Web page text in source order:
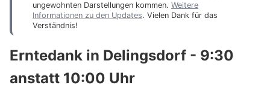
ungewohnten Darstellungen kommen. Weitere
Informationen zu den Updates. Vielen Dank für das
Verständnis!
Erntedank in Delingsdorf - 9:30
anstatt 10:00 Uhr